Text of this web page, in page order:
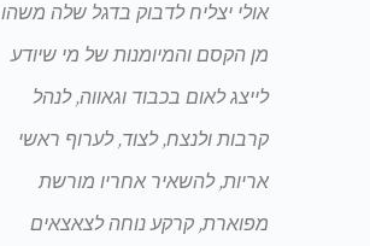
אולי יצליח לדבוק בדגל שלה משהו
מן הקסם והמיומנות של מי שיודע
לייצג לאום בכבוד וגאווה, לנהל
קרבות ולנצח, לצוד, לערוף ראשי
אריות, להשאיר אחריו מורשת
מפוארת, קרקע נוחה לצאצאים